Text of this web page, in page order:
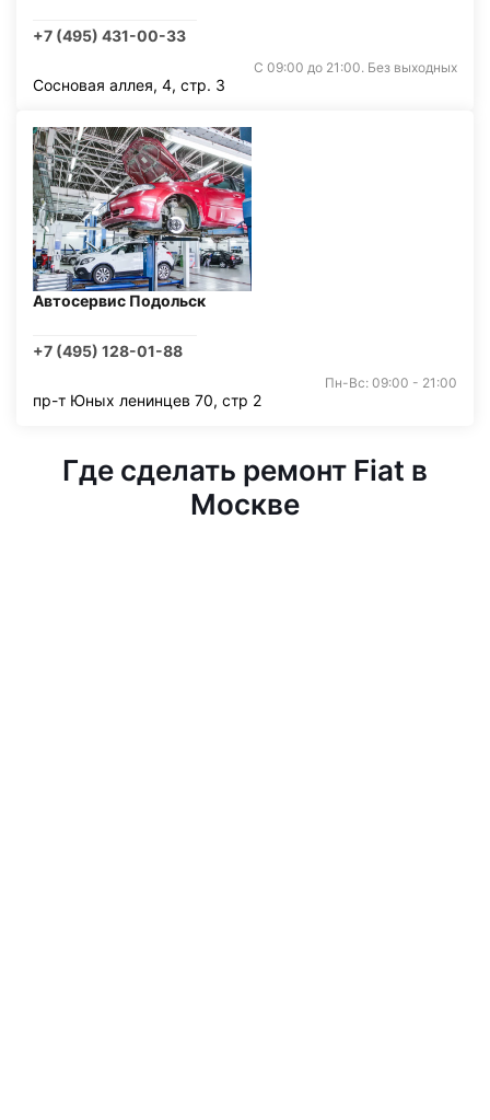
+7 (495) 431-00-33
С 09:00 до 21:00. Без выходных
Сосновая аллея, 4, стр. 3
Автосервис Подольск
+7 (495) 128-01-88
Пн-Вс: 09:00 - 21:00
пр-т Юных ленинцев 70, стр 2
Где сделать ремонт Fiat в
Москве